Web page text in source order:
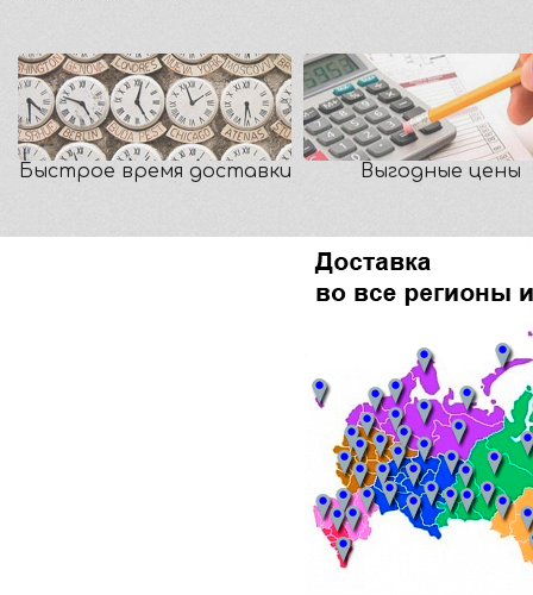
Быстрое время доставки Выгодные цены